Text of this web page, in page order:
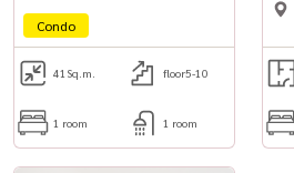
Sale: 25 million baht
Contact:
LINE: @housewa
Email:Namthip@housewathailand.com
Condo
41 Sq.m. floor5-10
1 room 1 room